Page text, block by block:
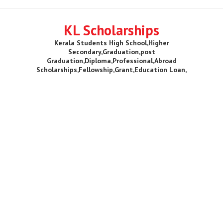
KL Scholarships
Kerala Students High School,Higher
Secondary,Graduation,post
Graduation,Diploma,Professional,Abroad
Scholarships,Fellowship,Grant,Education Loan,